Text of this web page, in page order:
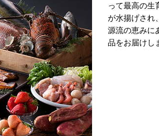
って最高の生
が水揚げされ
源流の恵みに
品をお届けし